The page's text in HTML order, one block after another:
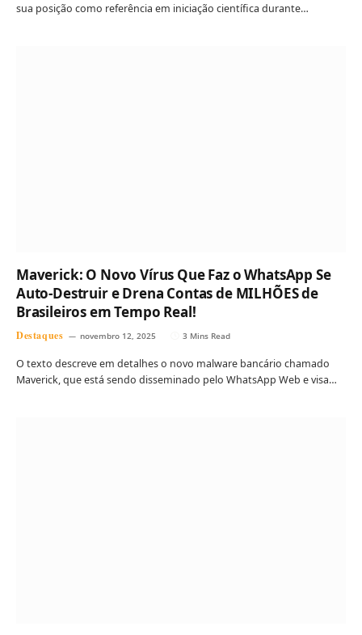
sua posição como referência em iniciação científica durante…
Maverick: O Novo Vírus Que Faz o WhatsApp Se
Auto-Destruir e Drena Contas de MILHÕES de
Brasileiros em Tempo Real!
Destaques novembro 12, 2025 3 Mins Read
O texto descreve em detalhes o novo malware bancário chamado
Maverick, que está sendo disseminado pelo WhatsApp Web e visa…